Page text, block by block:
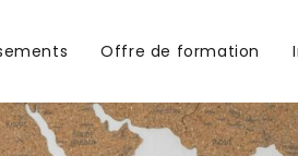
Offre de formation